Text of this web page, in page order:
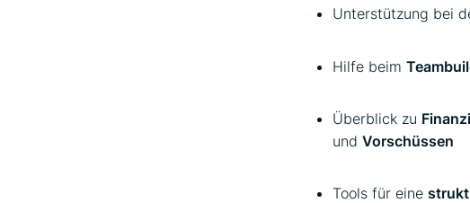
Unterstützung bei
Hilfe beim
Überblick zu
und Vorschüssen
Tools für eine